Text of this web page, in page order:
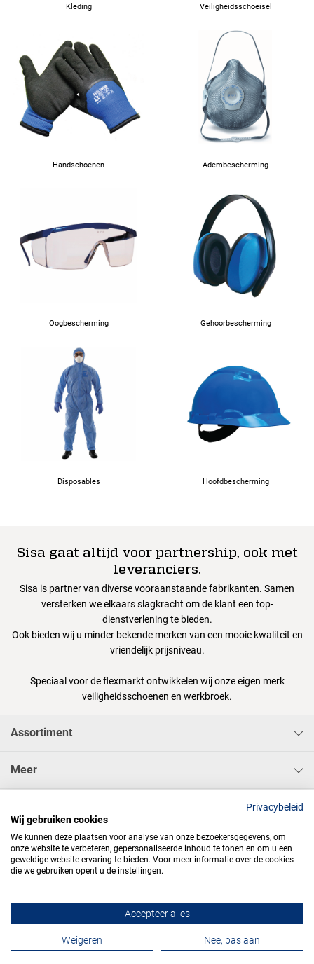
Kleding Veiligheidsschoeisel
Handschoenen Adembescherming
Oogbescherming Gehoorbescherming
Disposables Hoofdbescherming
Sisa gaat altijd voor partnership, ook met
leveranciers.
Sisa is partner van diverse vooraanstaande fabrikanten. Samen
versterken we elkaars slagkracht om de klant een top-
dienstverlening te bieden.
Ook bieden wij u minder bekende merken van een mooie kwaliteit en
vriendelijk prijsniveau.
Speciaal voor de flexmarkt ontwikkelen wij onze eigen merk
veiligheidsschoenen en werkbroek.
Assortiment
Meer
Algemene voorwaarden Privacy Webdesign
Contactformulier
Privacybeleid
Wij gebruiken cookies
We kunnen deze plaatsen voor analyse van onze bezoekersgegevens, om
onze website te verbeteren, gepersonaliseerde inhoud te tonen en om u een
geweldige website-ervaring te bieden. Voor meer informatie over de cookies
die we gebruiken opent u de instellingen.
Accepteer alles
Weigeren Nee, pas aan